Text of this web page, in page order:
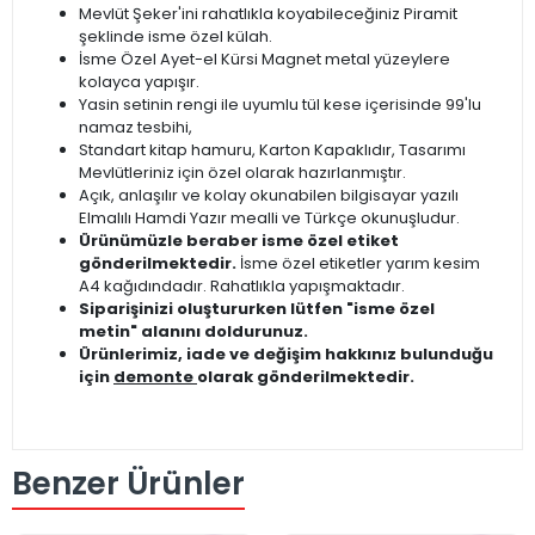
Mevlüt Şeker'ini rahatlıkla koyabileceğiniz Piramit
şeklinde isme özel külah.
İsme Özel Ayet-el Kürsi Magnet metal yüzeylere
kolayca yapışır.
Yasin setinin rengi ile uyumlu tül kese içerisinde 99'lu
namaz tesbihi,
Standart kitap hamuru, Karton Kapaklıdır, Tasarımı
Mevlütleriniz için özel olarak hazırlanmıştır.
Açık, anlaşılır ve kolay okunabilen bilgisayar yazılı
Elmalılı Hamdi Yazır mealli ve Türkçe okunuşludur.
Ürünümüzle beraber isme özel etiket
gönderilmektedir. İsme özel etiketler yarım kesim
A4 kağıdındadır. Rahatlıkla yapışmaktadır.
Siparişinizi oluştururken lütfen "isme özel
metin" alanını doldurunuz.
Ürünlerimiz, iade ve değişim hakkınız bulunduğu
için demonte olarak gönderilmektedir.
Benzer Ürünler